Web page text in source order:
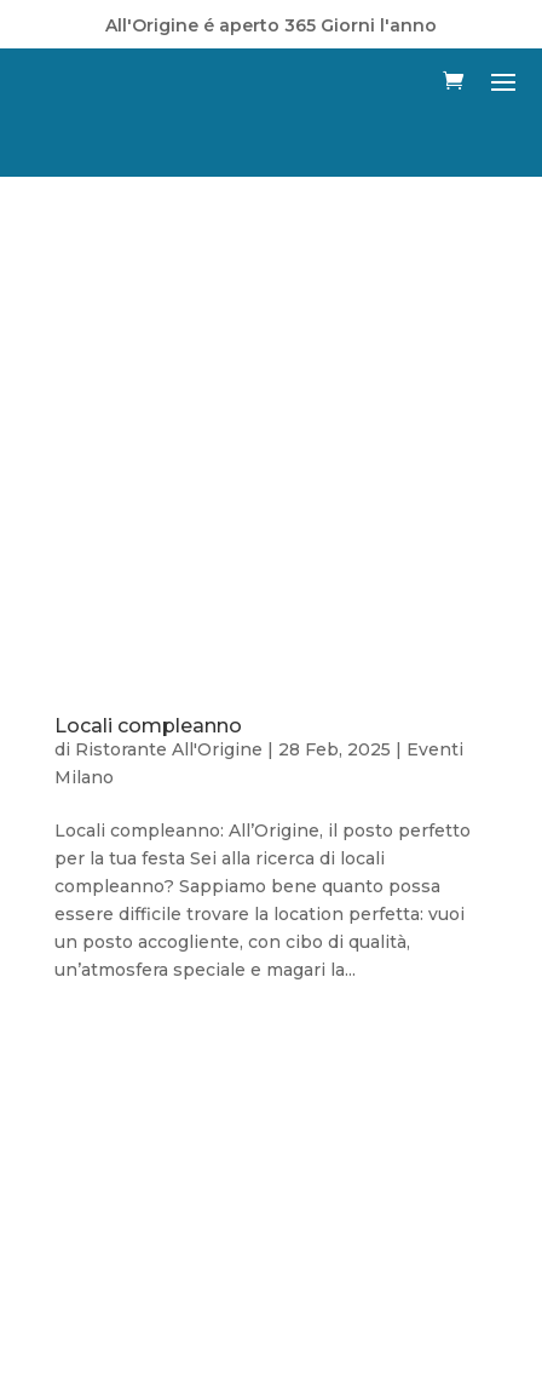
All'Origine é aperto 365 Giorni l'anno
Locali compleanno
di Ristorante All'Origine 28 Feb, 2025
Eventi
Milano
Locali compleanno: All’Origine, il posto perfetto
per la tua festa Sei alla ricerca di locali
compleanno? Sappiamo bene quanto possa
essere difficile trovare la location perfetta: vuoi
un posto accogliente, con cibo di qualità,
un’atmosfera speciale e magari la...